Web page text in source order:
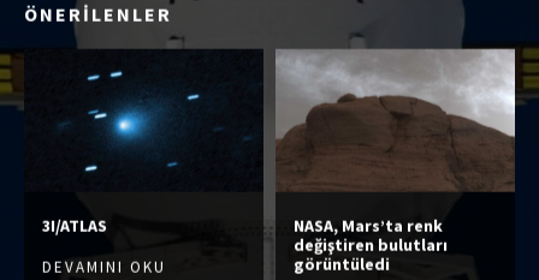
ÖNERİLENLER
3I/ATLAS
DEVAMINI OKU
NASA, Mars’ta renk
değiştiren bulutları
görüntüledi